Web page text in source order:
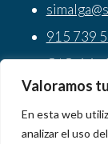
Valoramos
En esta web
analizar el uso
915 739
C/ Osiris